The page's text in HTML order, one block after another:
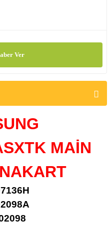
Ver
MAİN